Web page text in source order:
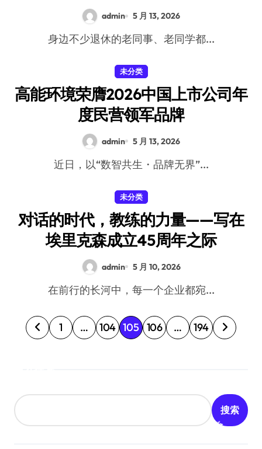
admin 5 月 13, 2026
身边不少退休的老同事、老同学都...
未分类
高能环境荣膺2026中国上市公司年
度民营领军品牌
admin 5 月 13, 2026
近日，以“数智共生・品牌无界”...
未分类
对话的时代，教练的力量——写在
埃里克森成立45周年之际
admin 5 月 10, 2026
在前行的长河中，每一个企业都宛...
文
页
1 … 104 105 106 … 194
搜索